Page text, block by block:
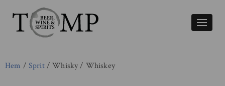
Växla
Hem / Sprit/ Whisky / Whiskey